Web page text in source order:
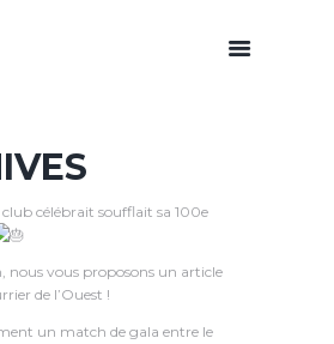
club célébrait soufflait sa 100e
nous vous proposons un article
de l’Ouest !
un match de gala entre le